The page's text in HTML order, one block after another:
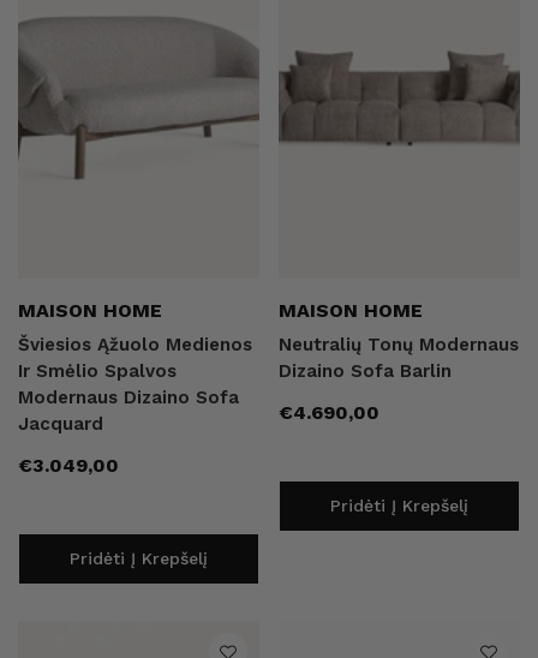
Pardavėjas:
MAISON HOME
Šviesios Ąžuolo Medienos
Ir Smėlio Spalvos
Modernaus Dizaino Sofa
Jacquard
Įprasta
€3.049,00
Pridėti Į Krepšelį
Pardavėjas:
MAISON HOME
Neutralių Tonų Modernaus
Dizaino Sofa Barlin
Įprasta
€4.690,00
Pridėti Į Krepšelį